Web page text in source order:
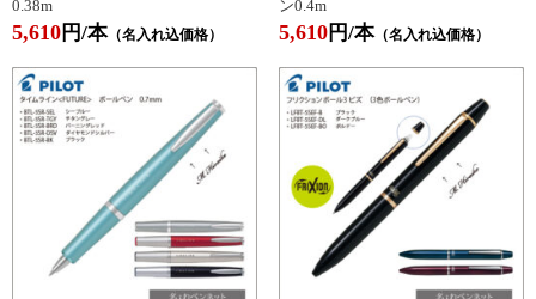
0.38m
5,610円/本（名入れ込価格）
ン0.4m
5,610円/本（名入れ込価格）